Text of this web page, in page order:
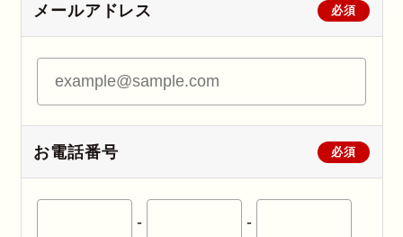
必須
メールアドレス
必須
お電話番号
- -